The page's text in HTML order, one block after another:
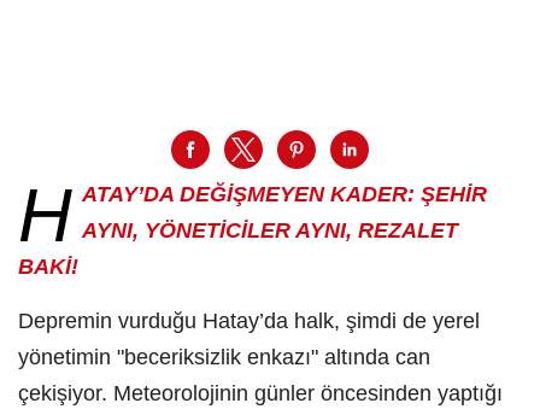
H ATAY’DA DEĞİŞMEYEN KADER: ŞEHİR
AYNI, YÖNETİCİLER AYNI, REZALET
BAKİ!
​Depremin vurduğu Hatay’da halk, şimdi de yerel
yönetimin "beceriksizlik enkazı" altında can
çekişiyor. Meteorolojinin günler öncesinden yaptığı